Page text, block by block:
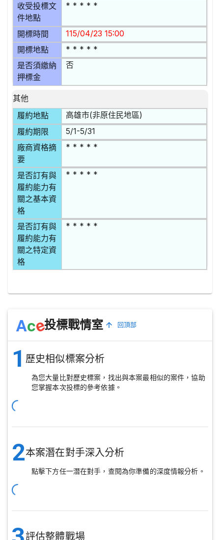
收受投標文
件地點
* * * * *
開標時間 115/04/23 15:00
開標地點 * * * * *
是否須繳納
押標金
否
其他
履約地點
高雄市(非原住民地區)
履約期限 5/1-5/31
廠商資格摘
要
* * * * *
是否訂有與
履約能力有
關之基本資
格
* * * * *
是否訂有與
履約能力有
關之特定資
格
* * * * *
Ace投標戰情室 回頂部
1 歷史相似標案分析
為您大量比對歷史標案，找出與本案最相似的案件，協助
您掌握本次投標的參考依據。
2本案潛在對手深入分析
點擊下方任一潛在對手，查閱為你準備的深度情報分析。
評估整體戰場